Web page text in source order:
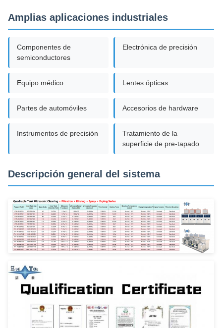
Amplias aplicaciones industriales
Componentes de
semiconductores
Electrónica de precisión
Equipo médico Lentes ópticas
Partes de automóviles Accesorios de hardware
Instrumentos de precisión
Tratamiento de la
superficie de pre-tapado
Descripción general del sistema